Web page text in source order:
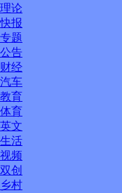
理论
快报
专题
公告
财经
汽车
教育
体育
英文
生活
视频
双创
乡村